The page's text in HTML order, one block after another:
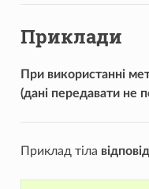
Приклади
При використанні
(дані передавати не
Приклад тіла